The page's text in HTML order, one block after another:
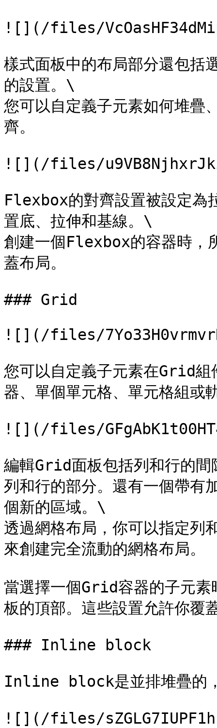
![](/files/
樣式面板中的布局部分還包
的設置。\
您可以自定義子元素如何堆
齊。
![](/files/
Flexbox的對齊設置被設定為
置底、拉伸和基線。\
創建一個Flexbox的容器時，
蓋布局。
### Grid
![](/files/
您可以自定義子元素在Grid組
器、單個單元格、單元格組或
![](/files/
編輯Grid面板包括列和行的間
列和行的部分。還有一個帶有
個新的區域。\
透過網格布局，你可以指定列
來創建完全流動的網格布局。
當選擇一個Grid容器的子元素
板的頂部。這些設置允許你覆
### Inline block
Inline block是並排堆疊的，
![](/files/